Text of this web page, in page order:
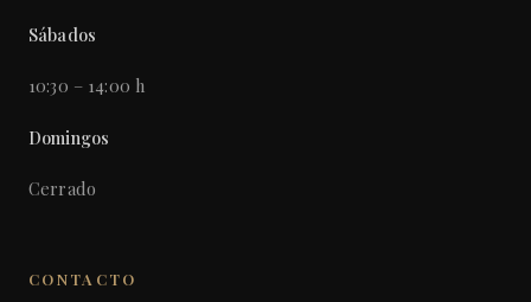
Sábados
10:30 – 14:00 h
Domingos
Cerrado
CONTACTO